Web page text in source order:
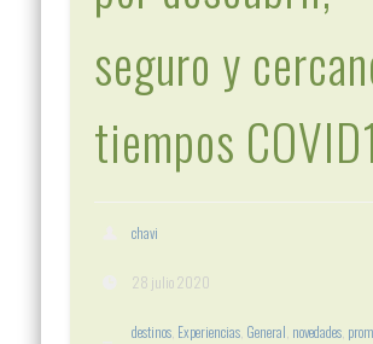
seguro y
tiempos
chavi
28 julio 2020
destinos Experiencias General novedades